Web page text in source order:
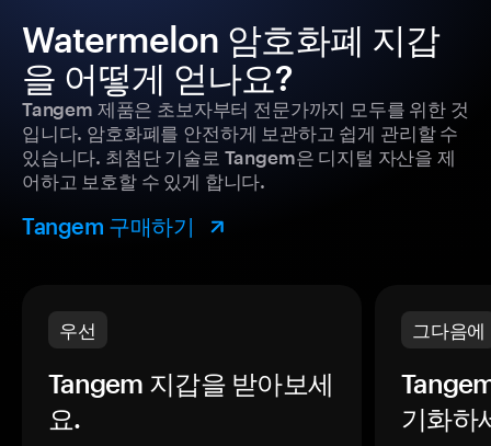
Watermelon 암호화폐 지갑
을 어떻게 얻나요?
Tangem 제품은 초보자부터 전문가까지 모두를 위한 것
입니다. 암호화폐를 안전하게 보관하고 쉽게 관리할 수
있습니다. 최첨단 기술로 Tangem은 디지털 자산을 제
어하고 보호할 수 있게 합니다.
Tangem 구매하기
우선
Tangem 지갑을 받아보세
요.
그다음에
기화하